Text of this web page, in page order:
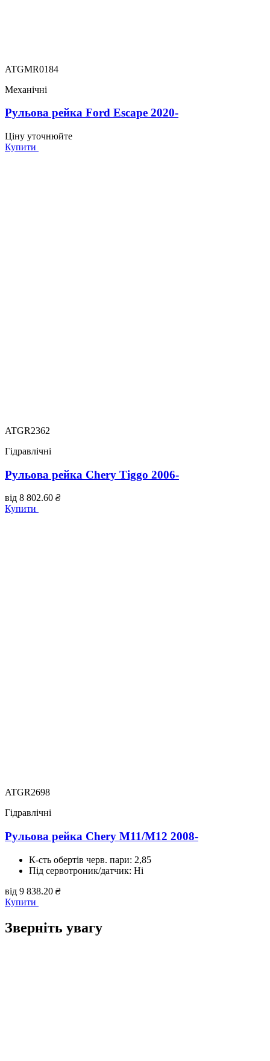
ATGMR0184
Механічні
Рульова рейка Ford Escape 2020-
Ціну уточнюйте
Купити
ATGR2362
Гідравлічні
Рульова рейка Chery Tiggo 2006-
від 8 802.60 ₴
Купити
ATGR2698
Гідравлічні
Рульова рейка Chery M11/M12 2008-
К-сть обертів черв. пари: 2,85
Під сервотроник/датчик: Ні
від 9 838.20 ₴
Купити
Зверніть увагу